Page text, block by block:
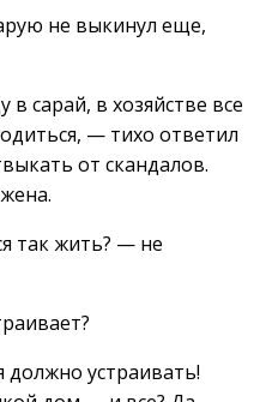
не выкинул еще,
сарай, в хозяйстве все
— тихо ответил
от скандалов.
так жить? — не
устраивать!